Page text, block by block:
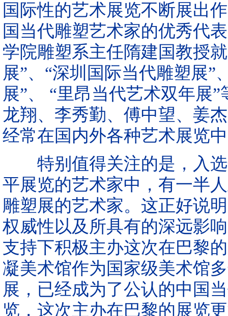
国际性的艺术展览不断展出
国当代雕塑艺术家的优秀代
学院雕塑系主任隋建国教授
展”、“深圳国际当代雕塑展”
展”、 “里昂当代艺术双年展
龙翔、李秀勤、傅中望、姜
经常在国内外各种艺术展览
特别值得关注的是，入选
平展览的艺术家中，有一半
雕塑展的艺术家。这正好说
权威性以及所具有的深远影
支持下积极主办这次在巴黎
凝美术馆作为国家级美术馆
展，已经成为了公认的中国
览，这次主办在巴黎的展览